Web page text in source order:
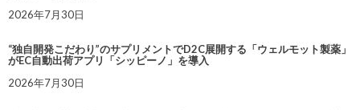
2026年7月30日
“独自開発こだわり”のサプリメントでD2C展開する「ウェルモット製薬」
がEC自動出荷アプリ「シッピーノ」を導入
2026年7月30日